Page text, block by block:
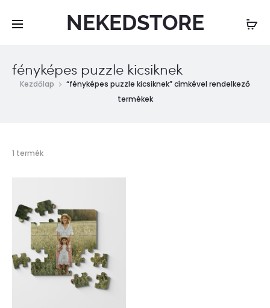
NEKEDSTORE
fényképes puzzle kicsiknek
Kezdőlap
“fényképes puzzle kicsiknek” címkével rendelkező
termékek
1 termékÖsszesen